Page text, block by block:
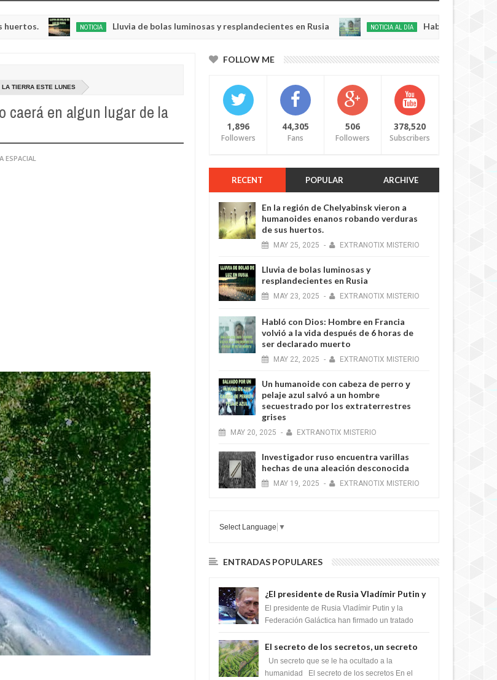
NOTICIA Lluvia de bolas luminosas y resplandecientes en Rusia
20250
NOTICIA AL DÍA Habló con Dios: Hombre
TIERRA ESTE LUNES
caerá en algun lugar de la
ESPACIAL
FOLLOW ME
1,896
Followers
44,305
Fans
506
Followers
378,520
Subscribers
RECENT POPULAR ARCHIVE
En la región de Chelyabinsk vieron a
humanoides enanos robando verduras
de sus huertos.
MAY 25, 2025 - EXTRANOTIX MISTERIO
Lluvia de bolas luminosas y
resplandecientes en Rusia
MAY 23, 2025 - EXTRANOTIX MISTERIO
Habló con Dios: Hombre en Francia
volvió a la vida después de 6 horas de
ser declarado muerto
MAY 22, 2025 - EXTRANOTIX MISTERIO
Un humanoide con cabeza de perro у
pelaje azul salvó a un hombre
secuestrado por los extraterrestres
grises
MAY 20, 2025 - EXTRANOTIX MISTERIO
Investigador ruso encuentra varillas
hechas de una aleación desconocida
MAY 19, 2025 - EXTRANOTIX MISTERIO
Select Language ▼
ENTRADAS POPULARES
¿El presidente de Rusia Vladímir Putin y
la Federación Galactica han firmado un
tratado para acabar con los Sionistas?
El presidente de Rusia Vladímir Putin y la
Federación Galáctica han firmado un tratado
Si...
El secreto de los secretos, un secreto
que cambiaría por completo el destino
de la humanidad
Un secreto que se le ha ocultado a la
humanidad El secreto de los secretos En el